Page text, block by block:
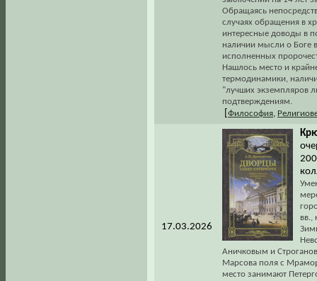
Обращаясь
случаях обращения в
интересные доводы в
наличии мысли о Боге
исполненных
Нашлось место и
термодинамики,
"лучших экземпляров
подтверждениям.
Философия,
17.03.2026
вв.,
Аничковым и
Марсова поля с
место занимают